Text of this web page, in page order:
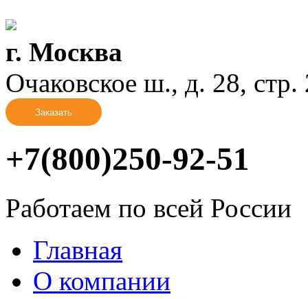
г. Москва
Очаковское ш., д. 28, стр.
Заказать
+7(800)250-92-51
Работаем по всей России
Главная
О компании